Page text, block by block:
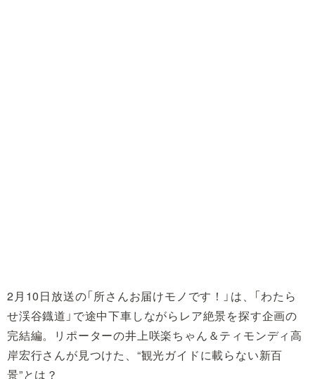
2月10日放送の「所さんお届けモノです！」は、「わたら
せ渓谷鐡道」で途中下車しながらレア絶景を探す企画の
完結編。リポーターの井上咲楽ちゃん＆ティモンディ高
岸宏行さんが見つけた、“観光ガイドに載らない新百
景”とは？